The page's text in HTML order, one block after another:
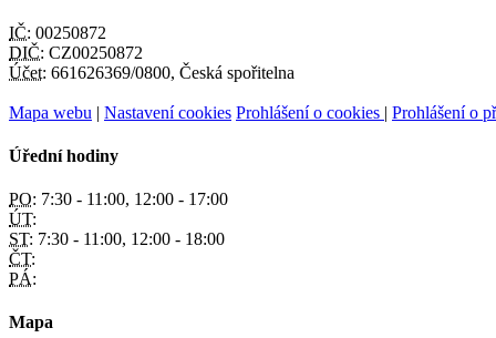
IČ: 00250872
DIČ: CZ00250872
Účet: 661626369/0800, Česká spořitelna
Mapa webu | Nastavení cookies Prohlášení o cookies | Prohlášení o
Úřední hodiny
PO: 7:30 - 11:00, 12:00 - 17:00
ÚT:
ST: 7:30 - 11:00, 12:00 - 18:00
ČT:
PÁ:
Mapa